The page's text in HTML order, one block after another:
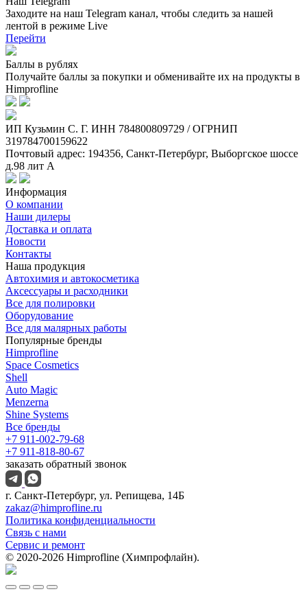
Заходите на наш Telegram канал, чтобы следить за нашей
лентой в режиме Live
Перейти
Баллы в рублях
Получайте баллы за покупки и обменивайте их на продукты в
Himprofline
ИП Кузьмин C. Г. ИНН 784800809729 / ОГРНИП
319784700159622
Почтовый адрес: 194356, Санкт-Петербург, Выборгское шоссе
д.98 лит А
Информация
О компании
Наши дилеры
Доставка и оплата
Новости
Контакты
Наша продукция
Автохимия и автокосметика
Аксессуары и расходники
Все для полировки
Оборудование
Все для малярных работы
Популярные бренды
Himprofline
Space Cosmetics
Shell
Auto Magic
Menzerna
Shine Systems
Все бренды
+7 911-002-79-68
+7 911-818-80-67
заказать обратный звонок
г. Санкт-Петербург, ул. Репищева, 14Б
zakaz@himprofline.ru
Политика конфиденциальности
Связь с нами
Сервис и ремонт
© 2020-2026 Himprofline (Химпрофлайн).